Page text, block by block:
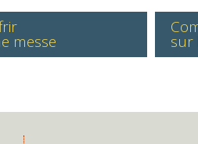
messe sur